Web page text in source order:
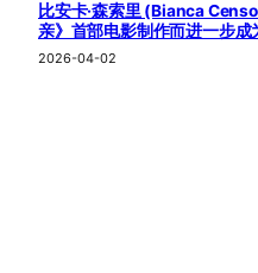
比安卡·森索里 (Bianca
亲》首部电影制作而进一步成
2026-04-02